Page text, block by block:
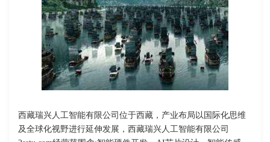
西藏瑞兴人工智能有限公司位于西藏，产业布局以国际化思维
及全球化视野进行延伸发展，西藏瑞兴人工智能有限公司